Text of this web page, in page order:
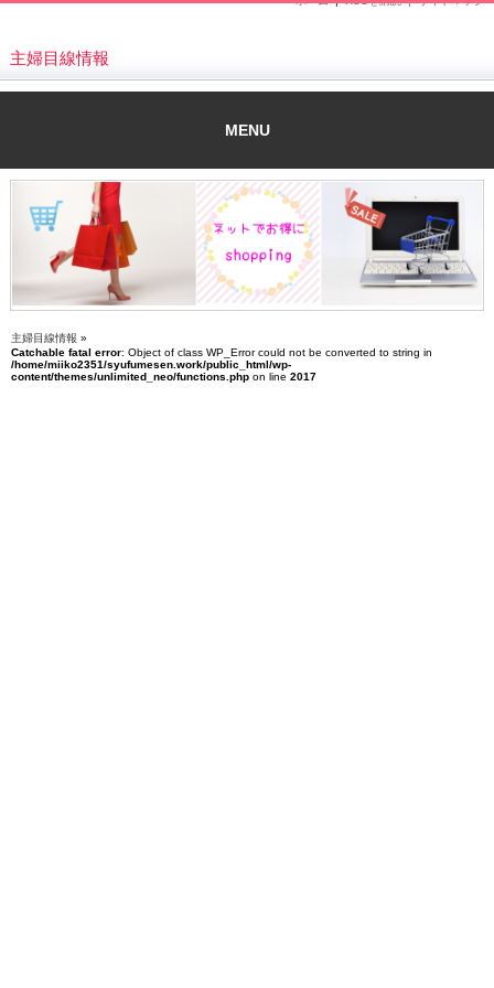
主婦目線情報
MENU
主婦目線情報 »
Catchable fatal error: Object of class WP_Error could not be converted to string in
/home/miiko2351/syufumesen.work/public_html/wp-
content/themes/unlimited_neo/functions.php on line 2017